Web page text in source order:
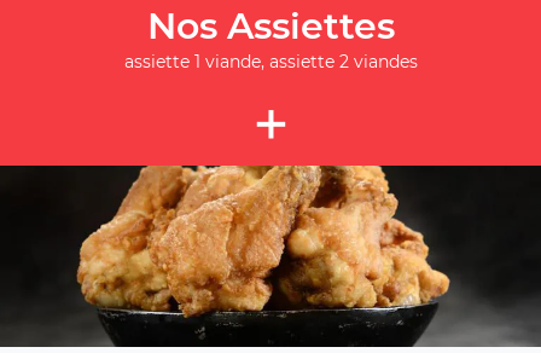
Nos Assiettes
assiette 1 viande, assiette 2 viandes
+